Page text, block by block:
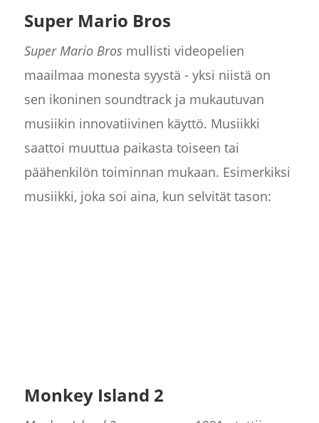
Super Mario Bros
Super Mario Bros mullisti videopelien
maailmaa monesta syystä - yksi niistä on
sen ikoninen soundtrack ja mukautuvan
musiikin innovatiivinen käyttö. Musiikki
saattoi muuttua paikasta toiseen tai
päähenkilön toiminnan mukaan. Esimerkiksi
musiikki, joka soi aina, kun selvität tason:
Monkey Island 2